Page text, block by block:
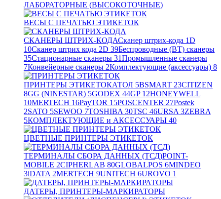
ЛАБОРАТОРНЫЕ (ВЫСОКОТОЧНЫЕ)
ВЕСЫ С ПЕЧАТЬЮ ЭТИКЕТОК
СКАНЕРЫ ШТРИХ-КОДАСканер штрих-кода 1D
10Сканер штрих кода 2D 39Беспроводные (BT) сканеры
35Стационарные сканеры 31Промышленные сканеры
7Конвейерные сканеры 2Комплектующие (аксессуары) 8
ПРИНТЕРЫ ЭТИКЕТОКАТОЛ 5BSMART 23CITIZEN
8GG (NINESTAR) 5GODEX 44GP12HONEYWELL
10MERTECH 16PayTOR 15POSCENTER 27Postek
2SATO 5SEWOO 7TOSHIBA 30TSC 46URSA 3ZEBRA
5КОМПЛЕКТУЮЩИЕ и АКСЕССУАРЫ 40
ЦВЕТНЫЕ ПРИНТЕРЫ ЭТИКЕТОК
ТЕРМИНАЛЫ СБОРА ДАННЫХ (ТСД)POINT-
MOBILE 2CIPHERLAB 80GLOBALPOS 6MINDEO
3iDATA 2MERTECH 9UNITECH 6UROVO 1
ДАТЕРЫ, ПРИНТЕРЫ-МАРКИРАТОРЫ